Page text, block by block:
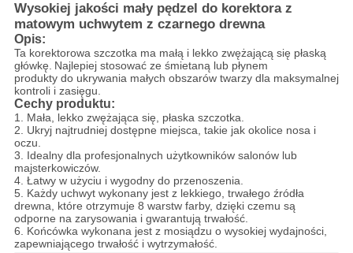
Wysokiej jakości mały pędzel do korektora z
matowym uchwytem z czarnego drewna
Opis:
Ta korektorowa szczotka ma małą i lekko zwężającą się płaską
główkę. Najlepiej stosować ze śmietaną lub płynem
produkty do ukrywania małych obszarów twarzy dla maksymalnej
kontroli i zasięgu.
Cechy produktu:
1. Mała, lekko zwężająca się, płaska szczotka.
2. Ukryj najtrudniej dostępne miejsca, takie jak okolice nosa i
oczu.
3. Idealny dla profesjonalnych użytkowników salonów lub
majsterkowiczów.
4. Łatwy w użyciu i wygodny do przenoszenia.
5. Każdy uchwyt wykonany jest z lekkiego, trwałego źródła
drewna, które otrzymuje 8 warstw farby, dzięki czemu są
odporne na zarysowania i gwarantują trwałość.
6. Końcówka wykonana jest z mosiądzu o wysokiej wydajności,
zapewniającego trwałość i wytrzymałość.